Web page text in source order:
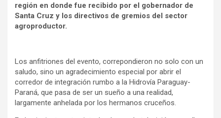
región en donde fue recibido por el gobernador de
Santa Cruz y los directivos de gremios del sector
agroproductor.
Los anfitriones del evento, correpondieron no solo con un
saludo, sino un agradecimiento especial por abrir el
corredor de integración rumbo a la Hidrovía Paraguay-
Paraná, que pasa de ser un sueño a una realidad,
largamente anhelada por los hermanos cruceños.